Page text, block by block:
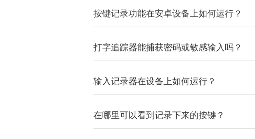
按键记录功能在安卓设备上如何运行？
打字追踪器能捕获密码或敏感输入吗？
输入记录器在设备上如何运行？
在哪里可以看到记录下来的按键？